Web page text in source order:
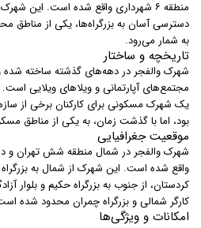
منطقه ۶ شهرداری واقع شده است. این
دسترسی آسان به بزرگراه‌ها، یکی از مناطق
به شمار می‌رود.
تاریخچه و ساختار
شهرک والفجر در دهه‌های گذشته ساخته شده
مجتمع‌های آپارتمانی و ویلاهای ویلایی
یک شهرک مسکونی برای کارکنان برخی از
بود، اما با گذشت زمان، به یکی از مناطق
موقعیت جغرافیایی
شهرک والفجر در شمال منطقه شش تهران و
واقع شده است. این شهرک از شمال به
کردستان، از جنوب به بزرگراه حکیم و بلوار
کارگر شمالی و بزرگراه چمران محدود شده
امکانات و ویژگی‌ها